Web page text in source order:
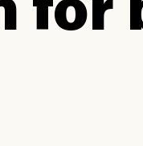
för